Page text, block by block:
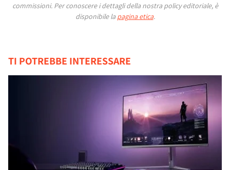
commissioni. Per conoscere i dettagli della nostra policy editoriale, è
disponibile la pagina etica.
TI POTREBBE INTERESSARE